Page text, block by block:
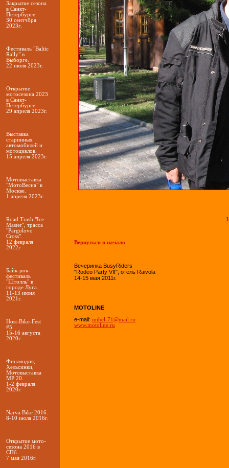
Закрытие сезона
в Санкт-
Петербурге.
30 сентчбря
2023г.
Фестиваль "Baltic
Rally" в
Выборге.
22 июля 2023г.
Открытие
мотосезона 2023
в Санкт-
Петербурге.
29 апреля 2023г.
Выставка
старинных
автомобилей и
мотоциклов.
15 апреля 2023г.
Мотовыставка
"МотоВесна" в
Москве.
1 апреля 2023г.
Road Trash "Ice
Master", трасса
"Pargolovo
Cross".
12 февраля
2022г.
Байк-рок-
фестиваль
"Штолль" в
городе Луга.
11-13 июня
2021г.
Host-Bike-Fest
#5.
15-16 августа
2020г.
Финляндия,
Хельсинки,
Мотовыставка
MP 20.
1-2 февраля
2020г.
Narva Bike 2016.
8-10 июля 2016г.
Открытие мото-
сезона 2016 в
СПб.
7 мая 2016г.
1
Вернуться в начало
Вечеринка BusyRiders
"Rodeo Party VII", отель Raivola
14-15 мая 2011г.
MOTOLINE
e-mail: mihel-71@mail.ru
www.motoline.ru